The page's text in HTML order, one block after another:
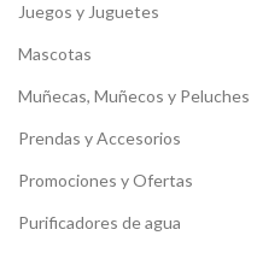
Juegos y Juguetes
Mascotas
Muñecas, Muñecos y Peluches
Prendas y Accesorios
Promociones y Ofertas
Purificadores de agua